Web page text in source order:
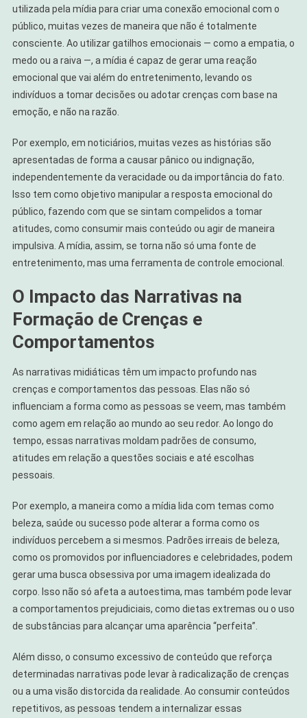
utilizada pela mídia para criar uma conexão emocional com o
público, muitas vezes de maneira que não é totalmente
consciente. Ao utilizar gatilhos emocionais — como a empatia, o
medo ou a raiva —, a mídia é capaz de gerar uma reação
emocional que vai além do entretenimento, levando os
indivíduos a tomar decisões ou adotar crenças com base na
emoção, e não na razão.
Por exemplo, em noticiários, muitas vezes as histórias são
apresentadas de forma a causar pânico ou indignação,
independentemente da veracidade ou da importância do fato.
Isso tem como objetivo manipular a resposta emocional do
público, fazendo com que se sintam compelidos a tomar
atitudes, como consumir mais conteúdo ou agir de maneira
impulsiva. A mídia, assim, se torna não só uma fonte de
entretenimento, mas uma ferramenta de controle emocional.
O Impacto das Narrativas na
Formação de Crenças e
Comportamentos
As narrativas midiáticas têm um impacto profundo nas
crenças e comportamentos das pessoas. Elas não só
influenciam a forma como as pessoas se veem, mas também
como agem em relação ao mundo ao seu redor. Ao longo do
tempo, essas narrativas moldam padrões de consumo,
atitudes em relação a questões sociais e até escolhas
pessoais.
Por exemplo, a maneira como a mídia lida com temas como
beleza, saúde ou sucesso pode alterar a forma como os
indivíduos percebem a si mesmos. Padrões irreais de beleza,
como os promovidos por influenciadores e celebridades, podem
gerar uma busca obsessiva por uma imagem idealizada do
corpo. Isso não só afeta a autoestima, mas também pode levar
a comportamentos prejudiciais, como dietas extremas ou o uso
de substâncias para alcançar uma aparência “perfeita”.
Além disso, o consumo excessivo de conteúdo que reforça
determinadas narrativas pode levar à radicalização de crenças
ou a uma visão distorcida da realidade. Ao consumir conteúdos
repetitivos, as pessoas tendem a internalizar essas